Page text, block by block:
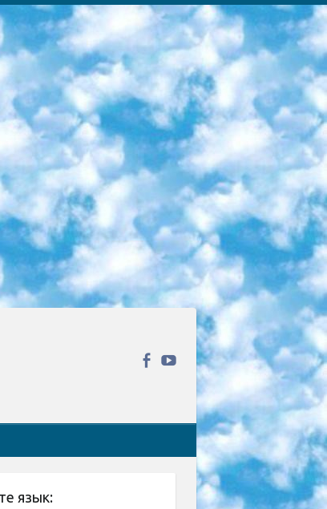
и геномика», «Культура средневековой Скандинавии» и Cinema Studies о теории кино. Каждая подборка лекций — логически связанная история, рассказанная экспертом от первого лица. Кроме того, на сайте появляются научно-образовательные статьи и тесты на разные темы. 7. «Newочём» Команда проекта «Newочём» отбирает самые интересные тексты из англоязычных СМИ и переводит те из них, за которые голосуют участники сообщества «ВКонтакте». По большей части это научно-популярные статьи. Редакторы придумывают лишь заголовки, в остальном содержание переводов соответствует оригиналам. Полные тексты можно читать прямо в социальной сети. 8. InternetUrok Онлайн-база материалов по основным дисциплинам школьной программы. Информация на сайте структурирована по классам, предметам и темам (урокам). Каждый урок состоит из видеолекций и конспектов. Есть также интерактивные тренажёры и тесты для закрепления пройденного материала. Даже если вы давно окончили школу, возможность повторить программу старших классов всегда может пригодиться. 9. Edutainme Ещё один ресурс об образовании. В отличие от Newtonew, как мне кажется, Edutainme больше ориентируется на представителей индустрии: педагогов, предпринимателей, разработчиков образовательных проектов. Но и любой, кто просто стремится к саморазвитию, найдёт на сайте много полезного и интересного для себя. Например, информацию о новых курсах и образовательных сервисах. 10. Newtonew Онлайн-медиа об образовании и обучении в широком смысле. Авторы Newtonew пишут об инструментах, заведениях, тактиках и стратегиях, которые помогают учить других и получать новые знания самостоятельно. На этой площадке вы найдёте новости, обзоры, аналитические мат
язык: